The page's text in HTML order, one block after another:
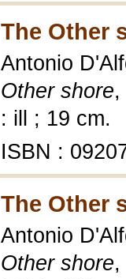
The Other
Antonio
Other shore,
: ill ; 19 cm.
ISBN :
The Other
Antonio
Other shore,